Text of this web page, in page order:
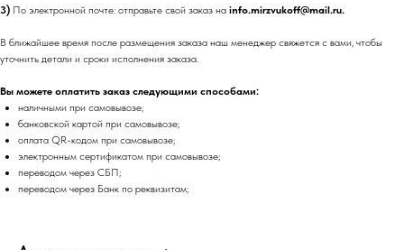
3) По электронной почте: отправьте свой заказ на info.mirzvukoff@mail.ru.
В ближайшее время после размещения заказа наш менеджер свяжется с вами, чтобы
уточнить детали и сроки исполнения заказа.
Вы можете оплатить заказ следующими способами:
наличными при самовывозе;
банковской картой при самовывозе;
оплата QR-кодом при самовывозе;
электронным сертификатом при самовывозе;
переводом через СБП;
переводом через Банк по реквизитам;